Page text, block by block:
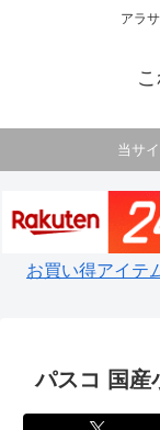
アラ
当サ
お買い得アイテ
パスコ 国産